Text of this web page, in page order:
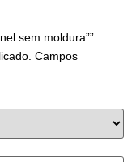
sem moldura””
Campos